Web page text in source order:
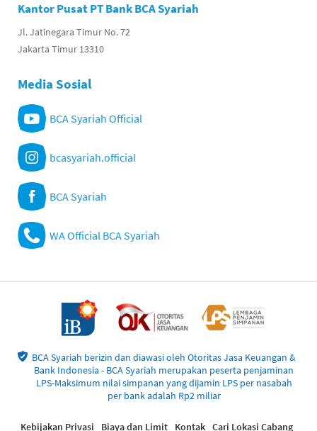
Kantor Pusat PT Bank BCA Syariah
Jl. Jatinegara Timur No. 72
Jakarta Timur 13310
Media Sosial
BCA Syariah Official
bcasyariah.official
BCA Syariah
WA Official BCA Syariah
BCA Syariah berizin dan diawasi oleh Otoritas Jasa Keuangan &
Bank Indonesia - BCA Syariah merupakan peserta penjaminan
LPS-Maksimum nilai simpanan yang dijamin LPS per nasabah
per bank adalah Rp2 miliar
Kebijakan Privasi Biaya dan Limit Kontak Cari Lokasi Cabang